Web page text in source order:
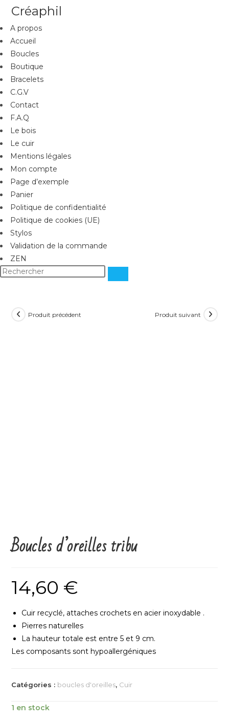
Créaphil
A propos
Accueil
Boucles
Boutique
Bracelets
C.G.V
Contact
F.A.Q
Le bois
Le cuir
Mentions légales
Mon compte
Page d’exemple
Panier
Politique de confidentialité
Politique de cookies (UE)
Stylos
Validation de la commande
ZEN
Produit précédent Produit suivant
Boucles d’oreilles tribu
14,60 €
Cuir recyclé, attaches crochets en acier inoxydable .
Pierres naturelles
La hauteur totale est entre 5 et 9 cm.
Les composants sont hypoallergéniques
Catégories : boucles d'oreilles, Cuir
1 en stock